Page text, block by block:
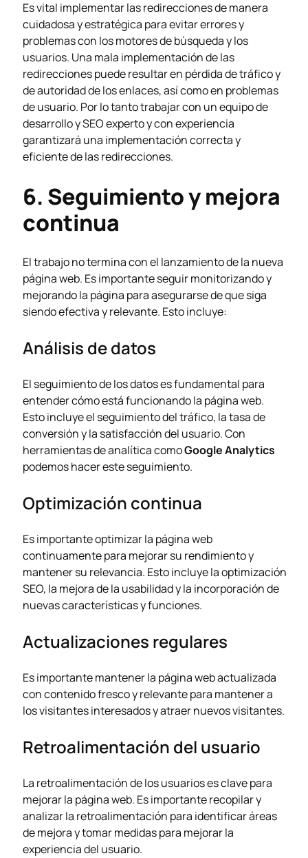
Es vital implementar las redirecciones de manera
cuidadosa y estratégica para evitar errores y
problemas con los motores de búsqueda y los
usuarios. Una mala implementación de las
redirecciones puede resultar en pérdida de tráfico y
de autoridad de los enlaces, así como en problemas
de usuario. Por lo tanto trabajar con un equipo de
desarrollo y SEO experto y con experiencia
garantizará una implementación correcta y
eficiente de las redirecciones.
6. Seguimiento y mejora
continua
El trabajo no termina con el lanzamiento de la nueva
página web. Es importante seguir monitorizando y
mejorando la página para asegurarse de que siga
siendo efectiva y relevante. Esto incluye:
Análisis de datos
El seguimiento de los datos es fundamental para
entender cómo está funcionando la página web.
Esto incluye el seguimiento del tráfico, la tasa de
conversión y la satisfacción del usuario. Con
herramientas de analítica comoGoogle Analytics
podemos hacer este seguimiento.
Optimización continua
Es importante optimizar la página web
continuamente para mejorar su rendimiento y
mantener su relevancia. Esto incluye la optimización
SEO, la mejora de la usabilidad y la incorporación de
nuevas características y funciones.
Actualizaciones regulares
Es importante mantener la página web actualizada
con contenido fresco y relevante para mantener a
los visitantes interesados y atraer nuevos visitantes.
Retroalimentación del usuario
La retroalimentación de los usuarios es clave para
mejorar la página web. Es importante recopilar y
analizar la retroalimentación para identificar áreas
de mejora y tomar medidas para mejorar la
experiencia del usuario.